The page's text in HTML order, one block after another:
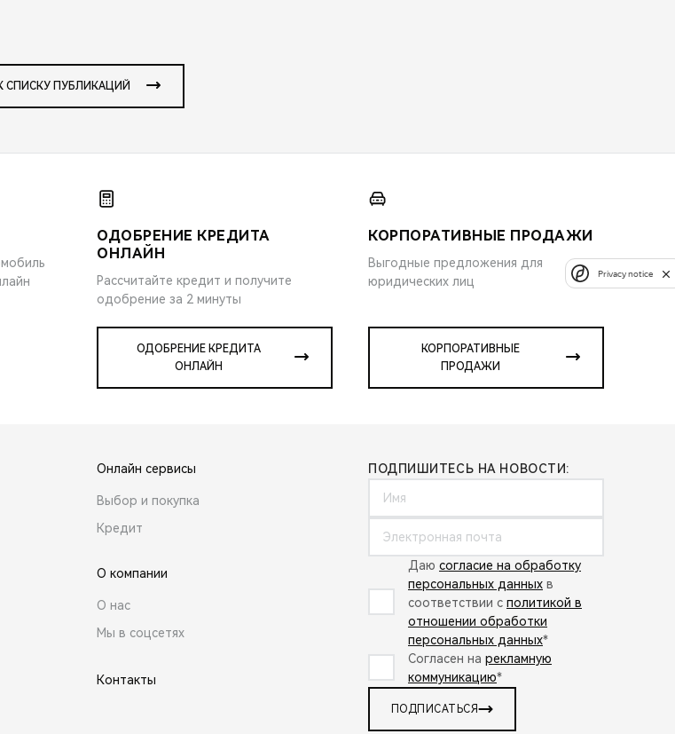
СПИСКУ ПУБЛИКАЦИЙ
ОДОБРЕНИЕ КРЕДИТА
ОНЛАЙН
Рассчитайте кредит и получите
одобрение за 2 минуты
ОДОБРЕНИЕ КРЕДИТА
ОНЛАЙН
КОРПОРАТИВНЫЕ ПРОДАЖИ
Выгодные предложения для
юридических лиц
КОРПОРАТИВНЫЕ
ПРОДАЖИ
Онлайн сервисы
Выбор и покупка
Кредит
О компании
О нас
Мы в соцсетях
Контакты
ПОДПИШИТЕСЬ НА НОВОСТИ:
Даю согласие на обработку
персональных данных в
соответствии с политикой в
отношении обработки
персональных данных*
Согласен на рекламную
коммуникацию*
ПОДПИСАТЬСЯ
Privacy notice